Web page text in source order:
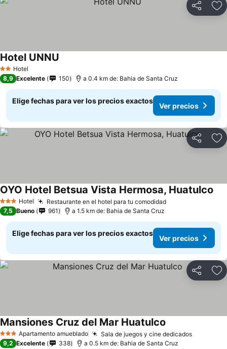
Compartir
2 Estrellas
Hotel
Hotel UNNU
8,9 Excelente 150 a 0.4 km de: Bahia de Santa Cruz
Elige fechas para ver los precios exactos
Ver precios
Compartir
3 Estrellas
Hotel Restaurante en el hotel para tu comodidadVer precios
OYO Hotel Betsua Vista Hermosa, Huatulco
7,5 Bueno 961 a 1.5 km de: Bahia de Santa Cruz
Elige fechas para ver los precios exactos
Ver precios
Compartir
3 EstrellasApartamento amueblado Sala de juegos y cine dedicadosVer
Mansiones Cruz del Mar Huatulco
9,2 Excelente 338 a 0.5 km de: Bahia de Santa Cruz